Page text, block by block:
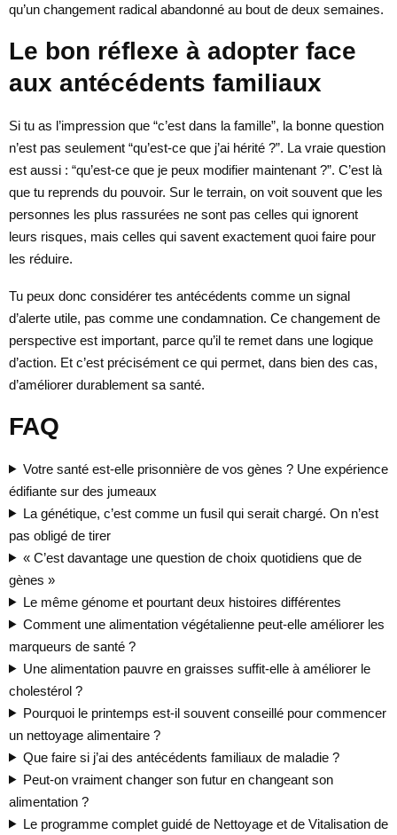
qu’un changement radical abandonné au bout de deux semaines.
Le bon réflexe à adopter face
aux antécédents familiaux
Si tu as l’impression que “c’est dans la famille”, la bonne question
n’est pas seulement “qu’est-ce que j’ai hérité ?”. La vraie question
est aussi : “qu’est-ce que je peux modifier maintenant ?”. C’est là
que tu reprends du pouvoir. Sur le terrain, on voit souvent que les
personnes les plus rassurées ne sont pas celles qui ignorent
leurs risques, mais celles qui savent exactement quoi faire pour
les réduire.
Tu peux donc considérer tes antécédents comme un signal
d’alerte utile, pas comme une condamnation. Ce changement de
perspective est important, parce qu’il te remet dans une logique
d’action. Et c’est précisément ce qui permet, dans bien des cas,
d’améliorer durablement sa santé.
FAQ
Votre santé est-elle prisonnière de vos gènes ? Une expérience
édifiante sur des jumeaux
La génétique, c’est comme un fusil qui serait chargé. On n’est
pas obligé de tirer
« C’est davantage une question de choix quotidiens que de
gènes »
Le même génome et pourtant deux histoires différentes
Comment une alimentation végétalienne peut-elle améliorer les
marqueurs de santé ?
Une alimentation pauvre en graisses suffit-elle à améliorer le
cholestérol ?
Pourquoi le printemps est-il souvent conseillé pour commencer
un nettoyage alimentaire ?
Que faire si j’ai des antécédents familiaux de maladie ?
Peut-on vraiment changer son futur en changeant son
alimentation ?
Le programme complet guidé de Nettoyage et de Vitalisation de